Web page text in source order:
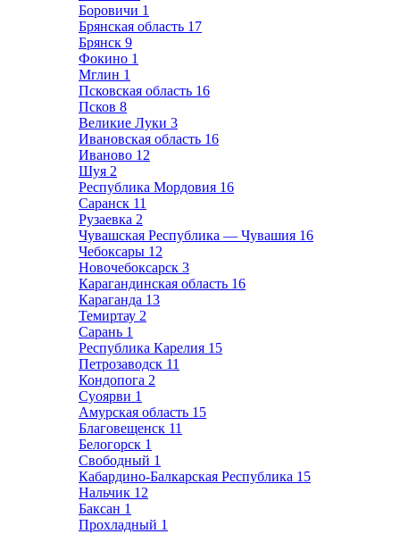
Боровичи 1
Брянская область 17
Брянск 9
Фокино 1
Мглин 1
Псковская область 16
Псков 8
Великие Луки 3
Ивановская область 16
Иваново 12
Шуя 2
Республика Мордовия 16
Саранск 11
Рузаевка 2
Чувашская Республика — Чувашия 16
Чебоксары 12
Новочебоксарск 3
Карагандинская область 16
Караганда 13
Темиртау 2
Сарань 1
Республика Карелия 15
Петрозаводск 11
Кондопога 2
Суоярви 1
Амурская область 15
Благовещенск 11
Белогорск 1
Свободный 1
Кабардино-Балкарская Республика 15
Нальчик 12
Баксан 1
Прохладный 1